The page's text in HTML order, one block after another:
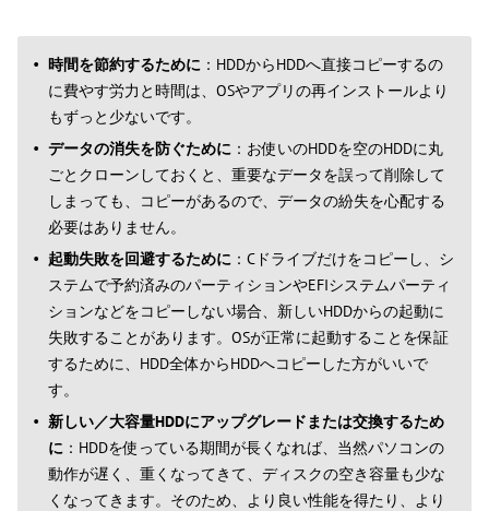
時間を節約するために ：HDDからHDDへ直接コピーするの
に費やす労力と時間は、OSやアプリの再インストールより
もずっと少ないです。
データの消失を防ぐために ：お使いのHDDを空のHDDに丸
ごとクローンしておくと、重要なデータを誤って削除して
しまっても、コピーがあるので、データの紛失を心配する
必要はありません。
起動失敗を回避するために ：Cドライブだけをコピーし、シ
ステムで予約済みのパーティションやEFIシステムパーティ
ションなどをコピーしない場合、新しいHDDからの起動に
失敗することがあります。OSが正常に起動することを保証
するために、HDD全体からHDDへコピーした方がいいで
す。
新しい／大容量HDDにアップグレードまたは交換するため
に ：HDDを使っている期間が長くなれば、当然パソコンの
動作が遅く、重くなってきて、ディスクの空き容量も少な
くなってきます。そのため、より良い性能を得たり、より